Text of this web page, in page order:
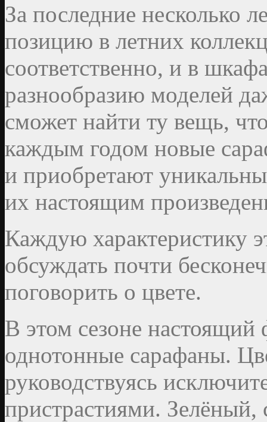
За последние несколько
позицию в летних
соответственно, и в
разнообразию моделей
сможет найти ту вещь,
каждым годом новые
и приобретают
их настоящим
Каждую характеристику
обсуждать почти
поговорить о цвете.
В этом сезоне настоящий
однотонные сарафаны.
руководствуясь
пристрастиями.